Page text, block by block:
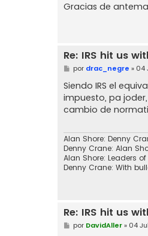
Gracias de
Re: IRS hit us
M
e
n
s
a
j
e
por drac_negre » 04
Siendo IRS el
impuesto, pa
cambio de
Alan Shore: Denny
Denny Crane: Alan
Alan Shore: Leaders
Denny Crane: With
Re: IRS hit us
M
e
por DavidAller» 04